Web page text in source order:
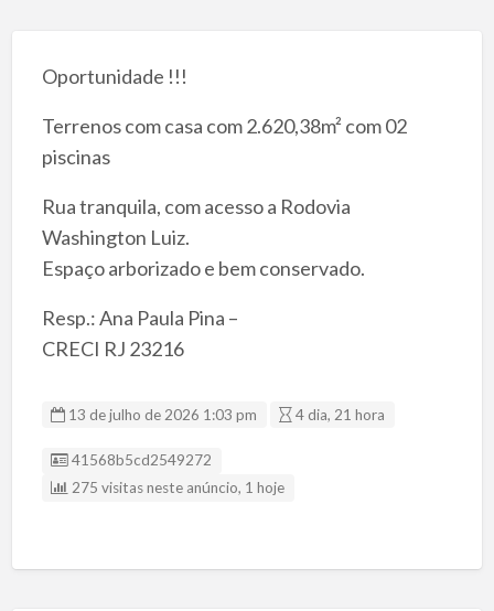
Oportunidade !!!
Terrenos com casa com 2.620,38m² com 02
piscinas
Rua tranquila, com acesso a Rodovia
Washington Luiz.
Espaço arborizado e bem conservado.
Resp.: Ana Paula Pina –
CRECI RJ 23216
13 de julho de 2026 1:03 pm 4 dia, 21 hora
Listing ID
41568b5cd2549272
275 visitas neste anúncio, 1 hoje